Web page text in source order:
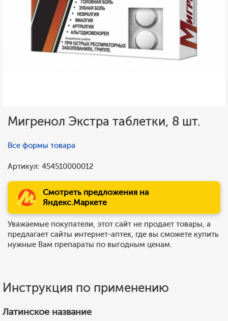
Мигренол Экстра таблетки, 8 шт.
Все формы товара
Артикул: 454510000012
Смотреть предложения на
Яндекс.Маркете
Уважаемые покупатели, этот сайт не продает товары, а
предлагает сайты интернет-аптек, где вы сможете купить
нужные Вам препараты по выгодным ценам.
Инструкция по применению
Латинское название